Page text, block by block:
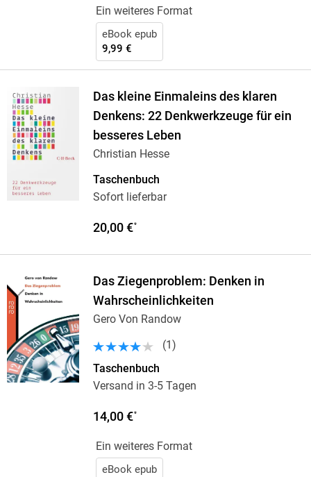
Ein weiteres Format
eBook epub
9,99 €
Das kleine Einmaleins des klaren
Denkens: 22 Denkwerkzeuge für ein
besseres Leben
Christian Hesse
Taschenbuch
Sofort lieferbar
20,00 €*
Das Ziegenproblem: Denken in
Wahrscheinlichkeiten
Gero Von Randow
(1 )
Taschenbuch
Versand in 3-5 Tagen
14,00 €*
Ein weiteres Format
eBook epub